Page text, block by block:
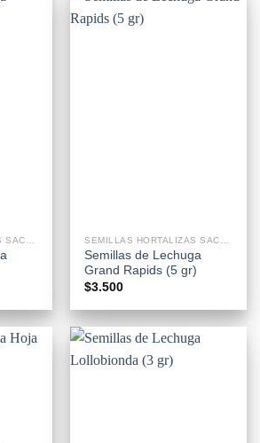
Semillas de Lechuga
Grand Rapids (5 gr)
$3.500